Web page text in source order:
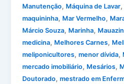
Manutenção, Máquina de Lavar
maquininha, Mar Vermelho,
Márcio Souza, Marinha,
medicina, Melhores Carnes,
meliponicultores,menor dívida,
mercado imobiliário, Mesários,
Doutorado,mestrado em